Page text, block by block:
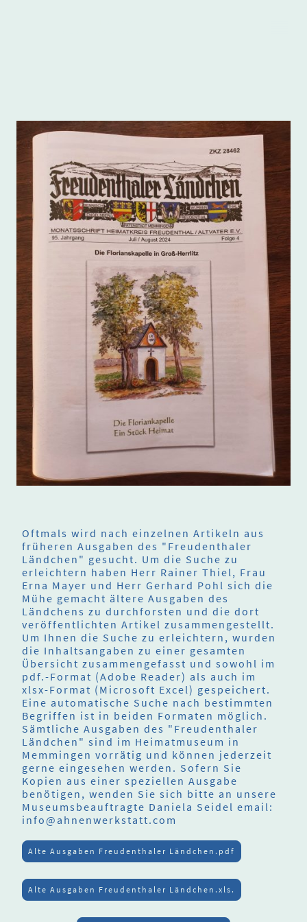
Oftmals wird nach einzelnen Artikeln aus
früheren Ausgaben des "Freudenthaler
Ländchen" gesucht. Um die Suche zu
erleichtern haben Herr Rainer Thiel, Frau
Erna Mayer und Herr Gerhard Pohl sich die
Mühe gemacht ältere Ausgaben des
Ländchens zu durchforsten und die dort
veröffentlichten Artikel zusammengestellt.
Um Ihnen die Suche zu erleichtern, wurden
die Inhaltsangaben zu einer gesamten
Übersicht zusammengefasst und sowohl im
pdf.-Format (Adobe Reader) als auch im
xlsx-Format (Microsoft Excel) gespeichert.
Eine automatische Suche nach bestimmten
Begriffen ist in beiden Formaten möglich.
Sämtliche Ausgaben des "Freudenthaler
Ländchen" sind im Heimatmuseum in
Memmingen vorrätig und können jederzeit
gerne eingesehen werden. Sofern Sie
Kopien aus einer speziellen Ausgabe
benötigen, wenden Sie sich bitte an unsere
Museumsbeauftragte Daniela Seidel email:
info@ahnenwerkstatt.com
Alte Ausgaben Freudenthaler Ländchen.pdf
Alte Ausgaben Freudenthaler Ländchen.xls.